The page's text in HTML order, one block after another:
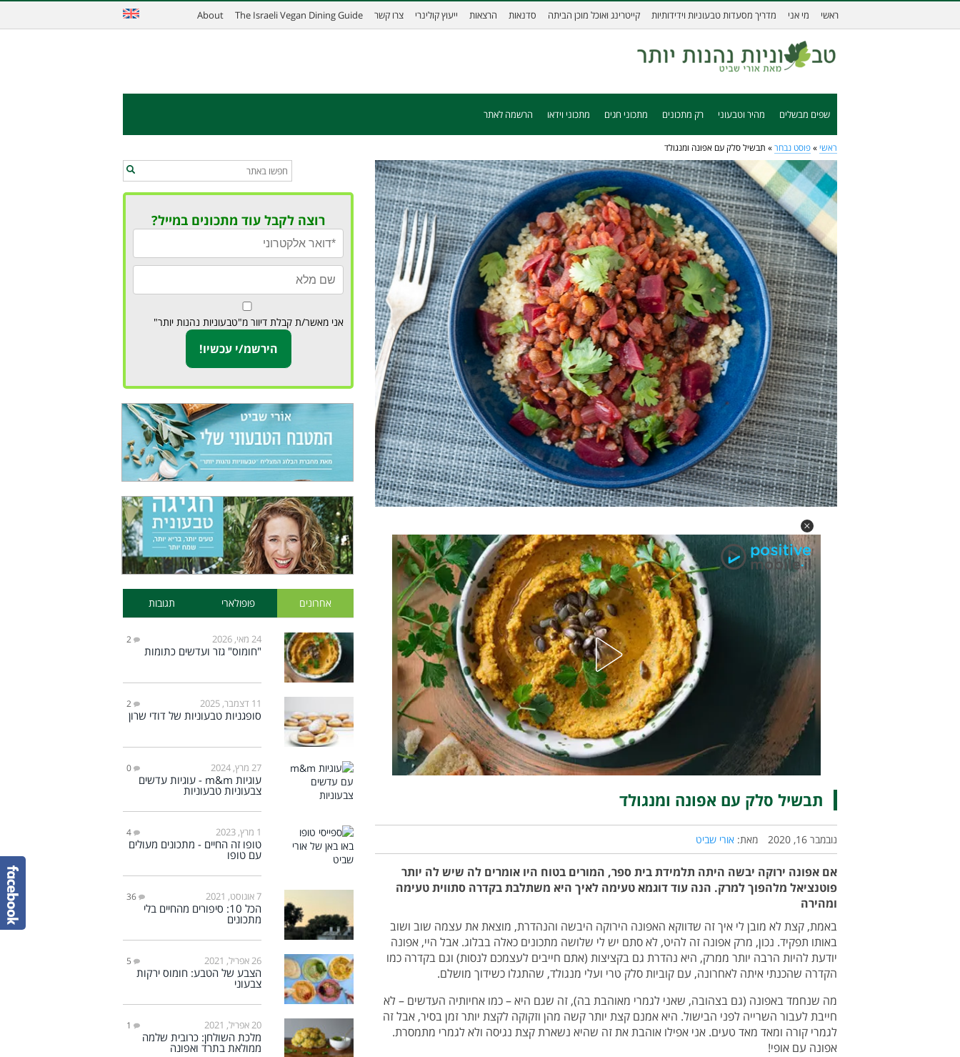
ראשי מי אני מדריך מסעדות טבעוניות וידידותיות קייטרינג ואוכל מוכן הביתה סדנאות הרצאות ייעוץ קולינרי צרו קשר The Israeli Vegan Dining Guide
About
שפים מבשלים מהיר וטבעוני רק מתכונים מתכוני חגים מתכוני וידאו הרשמה לאתר
ראשי » פוסט נבחר » תבשיל סלק עם אפונה ומנגולד
תבשיל סלק עם אפונה ומנגולד
נובמבר 16, 2020 מאת: אורי שביט
אם אפונה ירוקה יבשה היתה תלמידת בית ספר, המורים בטוח היו אומרים לה שיש לה יותר
פוטנציאל מלהפוך למרק. הנה עוד דוגמא טעימה לאיך היא משתלבת בקדרה סתווית טעימה
ומהירה
באמת, קצת לא מובן לי איך זה שדווקא האפונה הירוקה היבשה והנהדרת, מוצאת את עצמה שוב ושוב
באותו תפקיד. נכון, מרק אפונה זה להיט, לא סתם יש לי שלושה מתכונים כאלה בבלוג. אבל היי, אפונה
יודעת להיות הרבה יותר ממרק, היא נהדרת גם בקציצות (אתם חייבים לעצמכם לנסות) וגם בקדרה כמו
הקדרה שהכנתי איתה לאחרונה, עם קוביות סלק טרי ועלי מנגולד, שהתגלו כשידוך מושלם.
מה שנחמד באפונה (גם בצהובה, שאני לגמרי מאוהבת בה), זה שגם היא – כמו אחיותיה העדשים – לא
חייבת לעבור השרייה לפני הבישול. היא אמנם קצת יותר קשה מהן וזקוקה לקצת יותר זמן בסיר, אבל זה
לגמרי קורה ומאד מאד טעים. אני אפילו אוהבת את זה שהיא נשארת קצת נגיסה ולא לגמרי מתמסרת.
אפונה עם אופי!
רוצה לקבל עוד מתכונים במייל?
אני מאשר/ת קבלת דיוור מ"טבעוניות נהנות יותר"
אחרונים פופולארי תגובות
24 מאי, 2026 2
"חומוס" גזר ועדשים כתומות
11 דצמבר, 2025 2
סופגניות טבעוניות של דודי שרון
27 מרץ, 2024 0
עוגיות m&m - עוגיות עדשים
צבעוניות טבעוניות
1 מרץ, 2023 4
טופו זה החיים - מתכונים מעולים
עם טופו
7 אוגוסט, 2021 36
הכל 10: סיפורים מהחיים בלי
מתכונים
26 אפריל, 2021 5
הצבע של הטבע: חומוס ירקות
צבעוני
20 אפריל, 2021 1
מלכת השולחן: כרובית שלמה
ממולאת בתרד ואפונה